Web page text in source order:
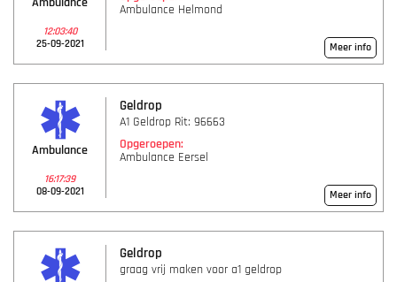
12:03:40
25-09-2021
Ambulance Helmond
Meer info
Ambulance
16:17:39
08-09-2021
Geldrop
A1 Geldrop Rit: 96663
Opgeroepen:
Ambulance Eersel
Meer info
Geldrop
graag vrij maken voor a1 geldrop